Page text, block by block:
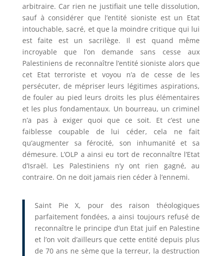
arbitraire. Car rien ne justifiait une telle dissolution,
sauf à considérer que l’entité sioniste est un Etat
intouchable, sacré, et que la moindre critique qui lui
est faite est un sacrilège. Il est quand même
incroyable que l’on demande sans cesse aux
Palestiniens de reconnaître l’entité sioniste alors que
cet Etat terroriste et voyou n’a de cesse de les
persécuter, de mépriser leurs légitimes aspirations,
de fouler au pied leurs droits les plus élémentaires
et les plus fondamentaux. Un bourreau, un criminel
n’a pas à exiger quoi que ce soit. Et c’est une
faiblesse coupable de lui céder, cela ne fait
qu’augmenter sa férocité, son inhumanité et sa
démesure. L’OLP a ainsi eu tort de reconnaître l’Etat
d’Israël. Les Palestiniens n’y ont rien gagné, au
contraire. On ne doit jamais rien céder à l’ennemi.
Saint Pie X, pour des raison théologiques
parfaitement fondées, a ainsi toujours refusé de
reconnaître le principe d’un Etat juif en Palestine
et l’on voit d’ailleurs que cette entité depuis plus
de 70 ans ne sème que la terreur, la destruction